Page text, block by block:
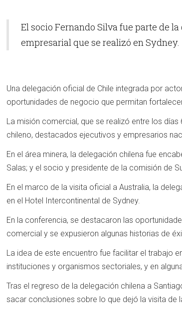
El socio Fernando Silva fue parte de
empresarial que se realizó en Sydney.
Una delegación oficial de Chile integrada por
oportunidades de negocio que permitan
La misión comercial, que se realizó entre los
chileno, destacados ejecutivos y empresarios
En el área minera, la delegación chilena fue
Salas; y el socio y presidente de la comisión de
En el marco de la visita oficial a Australia, la
en el Hotel Intercontinental de Sydney.
En la conferencia, se destacaron las
comercial y se expusieron algunas historias de
La idea de este encuentro fue facilitar el trabajo
instituciones y organismos sectoriales, y en
Tras el regreso de la delegación chilena a
sacar conclusiones sobre lo que dejó la visita de